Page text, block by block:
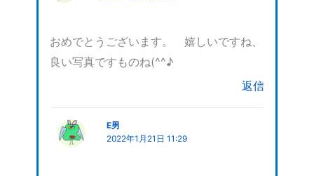
おめでとうございます。 嬉しいですね、
良い写真ですものね(^^♪
返信
E男
2022年1月21日 11:29